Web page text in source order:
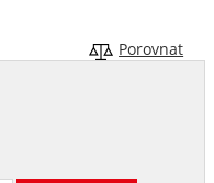
Porovnat